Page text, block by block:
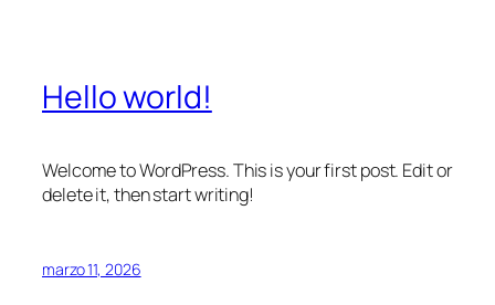
Hello world!
Welcome to WordPress. This is your first post. Edit or
delete it, then start writing!
marzo 11, 2026